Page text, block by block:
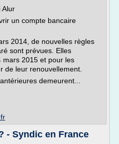
un compte bancaire
2014, de nouvelles règles
sont prévues. Elles
mars 2015 et pour les
de leur renouvellement.
demeurent...
- Syndic en France